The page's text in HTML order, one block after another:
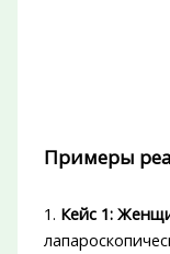
Примеры
1. Кейс 1: